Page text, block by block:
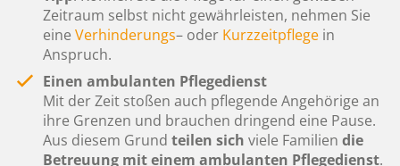
Zeitraum selbst nicht gewährleisten, nehmen Sie
eine Verhinderungs– oder Kurzzeitpflege in
Anspruch.
Einen ambulanten Pflegedienst
Mit der Zeit stoßen auch pflegende Angehörige an
ihre Grenzen und brauchen dringend eine Pause.
Aus diesem Grund teilen sich viele Familien die
Betreuung mit einem ambulanten Pflegedienst.